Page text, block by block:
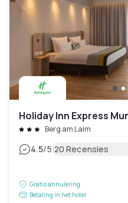
Holiday Inn Express
Berg am Laim
4.5/5|20 Recensies
Gratis annulering
Betaling in het hotel